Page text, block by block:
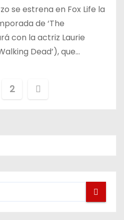
se estrena en Fox Life la
de ‘The
con la actriz Laurie
Dead’), que…
2